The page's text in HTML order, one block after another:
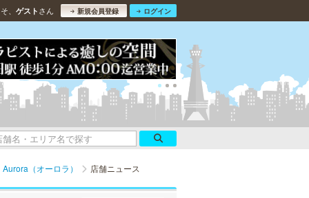
、 ゲスト さん 新規会員登録 ログイン
Aurora（オーロラ） 店舗ニュース